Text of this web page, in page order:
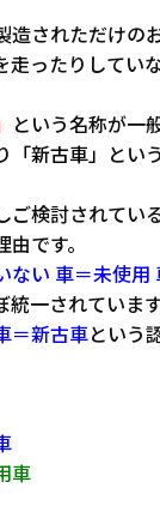
造されただけの
走ったりしてい
という名称が一
「新古車」 とい
ご検討されてい
です。
ない 車＝未使用
一されています
＝新古車という
車